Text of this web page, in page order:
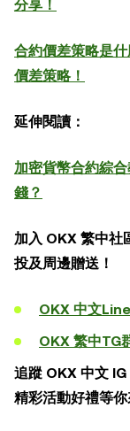
分享！
合約價差策略是
價差策略！
延伸閱讀：
加密貨幣合約綜
錢？
加入 OKX 繁中社
投及周邊贈送！
OKX 中文
OKX 繁中TG
追蹤 OKX 中文
精彩活動好禮等你